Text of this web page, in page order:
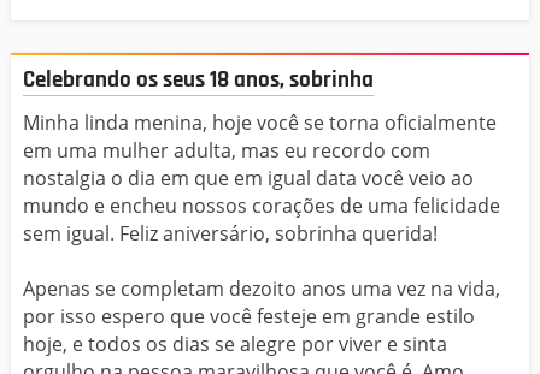
Celebrando os seus 18 anos, sobrinha
Minha linda menina, hoje você se torna oficialmente
em uma mulher adulta, mas eu recordo com
nostalgia o dia em que em igual data você veio ao
mundo e encheu nossos corações de uma felicidade
sem igual. Feliz aniversário, sobrinha querida!
Apenas se completam dezoito anos uma vez na vida,
por isso espero que você festeje em grande estilo
hoje, e todos os dias se alegre por viver e sinta